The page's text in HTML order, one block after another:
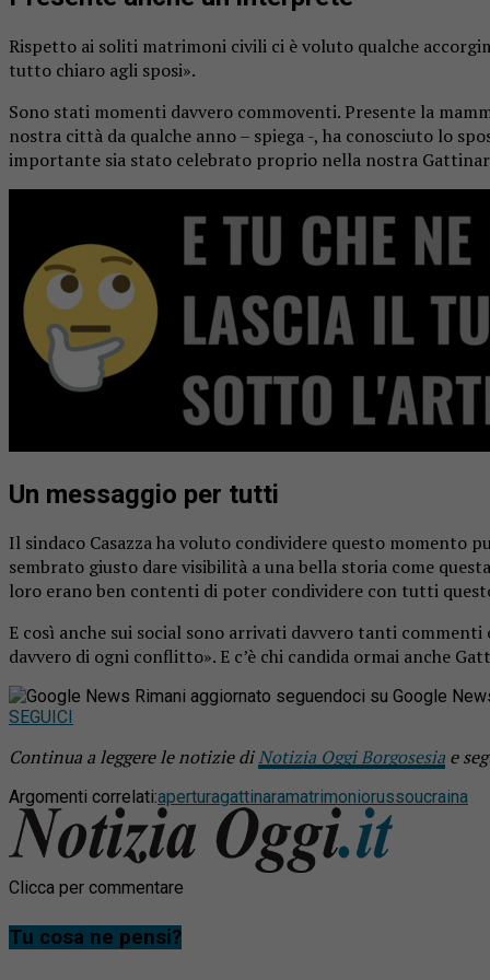
Rispetto ai soliti matrimoni civili ci è voluto qualche
tutto chiaro agli sposi».
Sono stati momenti davvero commoventi. Presente la
nostra città da qualche anno – spiega -, ha conosciuto lo
importante sia stato celebrato proprio nella nostra
Un messaggio per tutti
Il sindaco Casazza ha voluto condividere questo momento
sembrato giusto dare visibilità a una bella storia come
loro erano ben contenti di poter condividere con tutti
E così anche sui social sono arrivati davvero tanti
davvero di ogni conflitto». E c’è chi candida ormai anche
Rimani aggiornato seguendoci su Google
SEGUICI
Continua a leggere le notizie diNotizia Oggi Borgosesia e
Argomenti correlati:aperturagattinaramatrimoniorussoucraina
Clicca per commentare
Tu cosa ne pensi?